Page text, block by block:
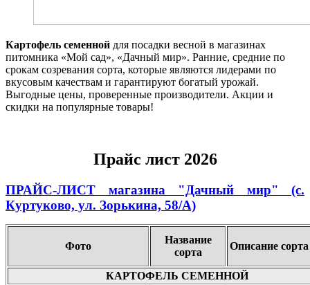
Картофель семенной для посадки весной в магазинах
питомника «Мой сад», «Дачный мир». Ранние, средние по
срокам созревания сорта, которые являются лидерами по
вкусовым качествам и гарантируют богатый урожай.
Выгодные цены, проверенные производители. Акции и
скидки на популярные товары!
Прайс лист 2026
ПРАЙС-ЛИСТ магазина "Дачный мир" (с.
Куртуково, ул. Зорькина, 58/А)
Фото
Название
сорта
Описание сорта
КАРТОФЕЛЬ СЕМЕННОЙ